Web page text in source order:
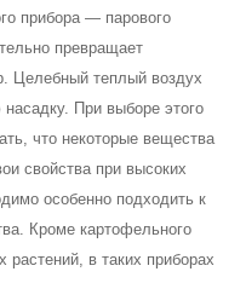
прибора — парового
превращает
Целебный теплый воздух
При выборе этого
что некоторые вещества
свойства при высоких
особенно подходить к
Кроме картофельного
растений, в таких приборах